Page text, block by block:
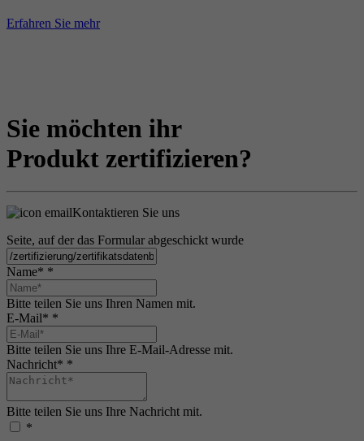
Erfahren Sie mehr
Sie möchten ihr
Produkt zertifizieren?
Kontaktieren Sie uns
Seite, auf der das Formular abgeschickt wurde
Name* *
Bitte teilen Sie uns Ihren Namen mit.
E-Mail* *
Bitte teilen Sie uns Ihre E-Mail-Adresse mit.
Nachricht* *
Bitte teilen Sie uns Ihre Nachricht mit.
*